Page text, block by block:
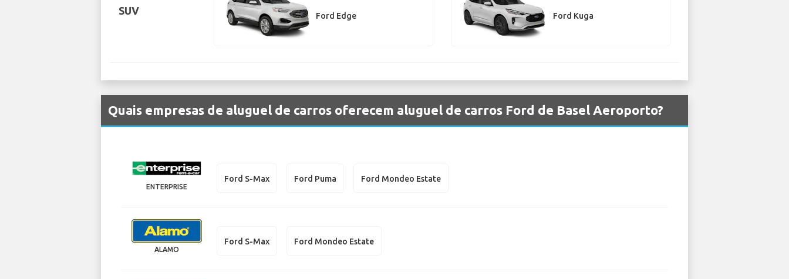
SUV Ford Edge Ford Kuga
Quais empresas de aluguel de carros oferecem aluguel de carros Ford de Basel Aeroporto?
ENTERPRISE
Ford S-Max Ford Puma Ford Mondeo Estate
ALAMO
Ford S-Max Ford Mondeo Estate